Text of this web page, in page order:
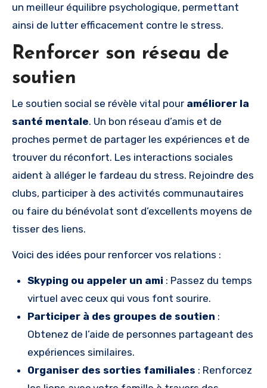
un meilleur équilibre psychologique, permettant
ainsi de lutter efficacement contre le stress.
Renforcer son réseau de
soutien
Le soutien social se révèle vital pour améliorer la
santé mentale. Un bon réseau d’amis et de
proches permet de partager les expériences et de
trouver du réconfort. Les interactions sociales
aident à alléger le fardeau du stress. Rejoindre des
clubs, participer à des activités communautaires
ou faire du bénévolat sont d’excellents moyens de
tisser des liens.
Voici des idées pour renforcer vos relations :
Skyping ou appeler un ami : Passez du temps
virtuel avec ceux qui vous font sourire.
Participer à des groupes de soutien :
Obtenez de l’aide de personnes partageant des
expériences similaires.
Organiser des sorties familiales : Renforcez